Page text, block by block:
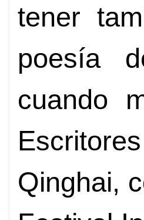
tener
poesía
cuando
Qinghai,